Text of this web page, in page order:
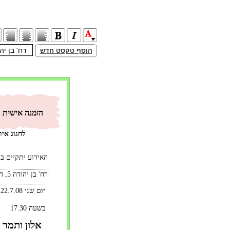
הוסף טקסט חדש
הזמנה אישית
לחגוג
האירוע יתקיים
יום שני 22.7.08
בשעה 17.30
אלון
רח' בן יהודה 5, חיפה